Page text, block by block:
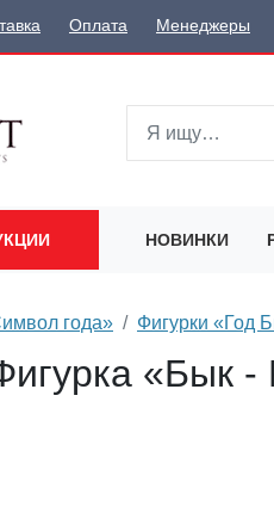
Оплата Менеджеры
НОВИНКИ
года» Фигурки «Год
«Бык -